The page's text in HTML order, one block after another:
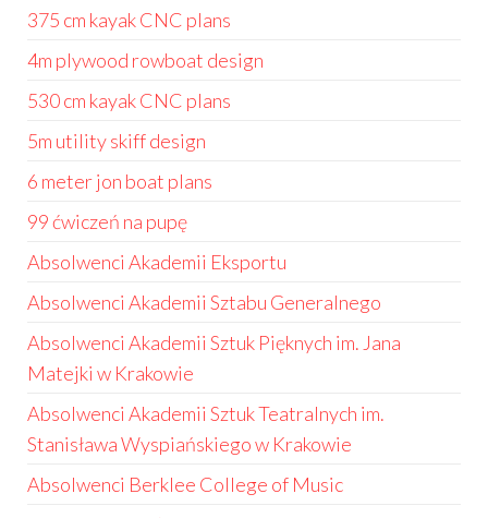
375 cm kayak CNC plans
4m plywood rowboat design
530 cm kayak CNC plans
5m utility skiff design
6 meter jon boat plans
99 ćwiczeń na pupę
Absolwenci Akademii Eksportu
Absolwenci Akademii Sztabu Generalnego
Absolwenci Akademii Sztuk Pięknych im. Jana
Matejki w Krakowie
Absolwenci Akademii Sztuk Teatralnych im.
Stanisława Wyspiańskiego w Krakowie
Absolwenci Berklee College of Music